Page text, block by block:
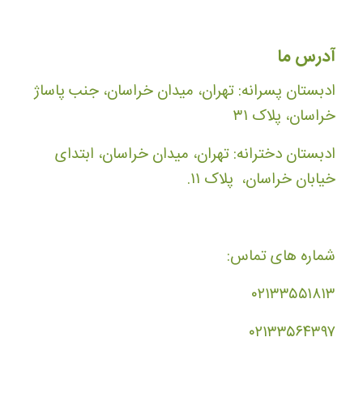
آدرس ما
ادبستان پسرانه: تهران، میدان خراسان، جنب پاساژ
خراسان، پلاک ۳۱
ادبستان دخترانه: تهران، میدان خراسان، ابتدای
خیابان خراسان، پلاک ۱۱.
شماره های تماس:
۰۲۱۳۳۵۵۱۸۱۳
۰۲۱۳۳۵۶۴۳۹۷